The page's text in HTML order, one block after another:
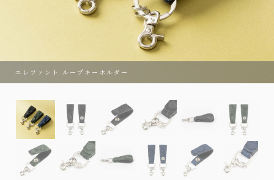
エレファント ループキーホルダー
エレファント ループキーホルダー